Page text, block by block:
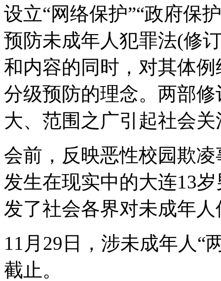
设立“网络保护”“政府保
预防未成年人犯罪法(修
和内容的同时，对其体
分级预防的理念。两部
大、范围之广引起社会关
会前，反映恶性校园欺
发生在现实中的大连13
发了社会各界对未成年
11月29日，涉未成年人“
截止。